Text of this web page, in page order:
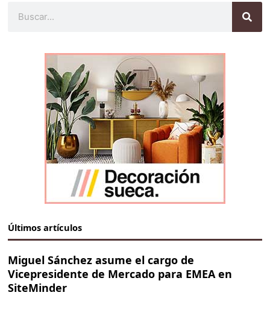
Últimos artículos
Miguel Sánchez asume el cargo de
Vicepresidente de Mercado para EMEA en
SiteMinder